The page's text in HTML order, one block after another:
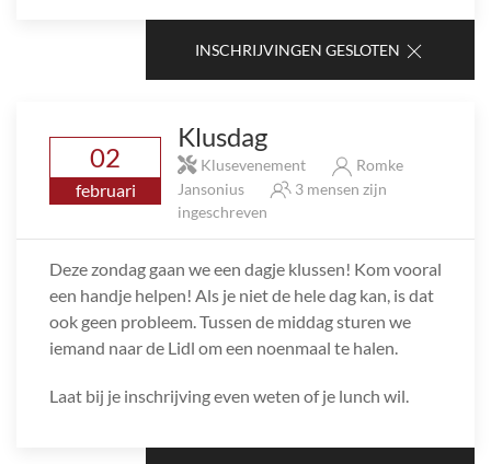
INSCHRIJVINGEN GESLOTEN
02
februari
Klusdag
Klusevenement
Romke
Jansonius
3 mensen zijn
ingeschreven
Deze zondag gaan we een dagje klussen! Kom vooral
een handje helpen! Als je niet de hele dag kan, is dat
ook geen probleem. Tussen de middag sturen we
iemand naar de Lidl om een noenmaal te halen.
Laat bij je inschrijving even weten of je lunch wil.